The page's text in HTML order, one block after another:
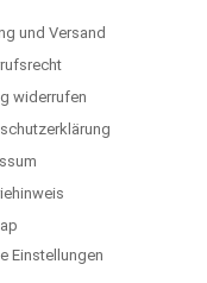
und Versand
widerrufen
Einstellungen